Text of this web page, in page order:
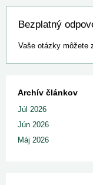
Bezplatný
Vaše otázky môžete
Archív článkov
Júl 2026
Jún 2026
Máj 2026